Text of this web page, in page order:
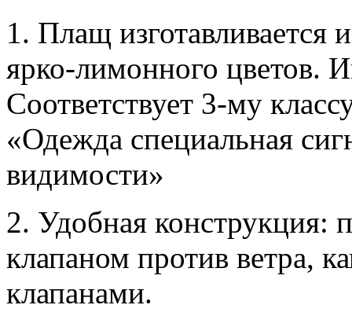
1. Плащ изготавливается
ярко-лимонного цветов.
Соответствует 3-му
«Одежда специальная
видимости»
2. Удобная конструкция:
клапаном против ветра,
клапанами.